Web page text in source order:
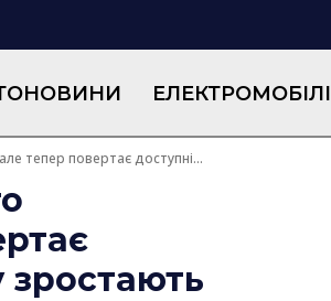
ЕЛЕКТРОМОБІЛІ
тепер повертає доступні...
зростають